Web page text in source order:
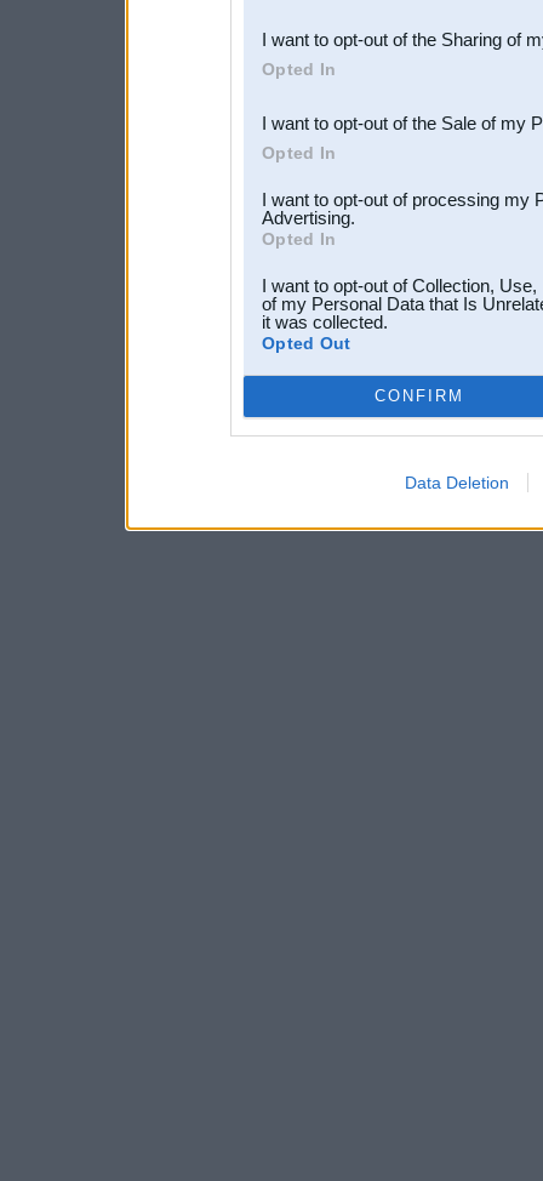
Downstream Participants
third parties.
I want to opt-out of the Sharing of
Opted In
I want to opt-out of the Sale of my
Opted In
I want to opt-out of processing my
Advertising.
Opted In
I want to opt-out of Collection,
of my Personal Data that Is
it was collected.
Opted Out
CONFIRM
Data Deletion